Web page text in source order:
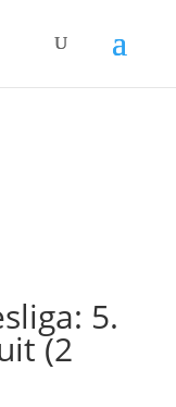
5.
(2